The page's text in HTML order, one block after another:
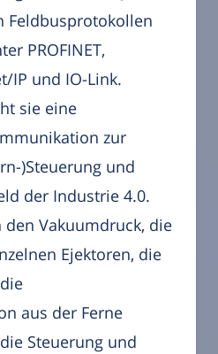
Feldbusprotokollen
PROFINET,
IP und IO-Link.
sie eine
zur
)Steuerung und
der Industrie 4.0.
Vakuumdruck, die
Ejektoren, die
aus der Ferne
Steuerung und